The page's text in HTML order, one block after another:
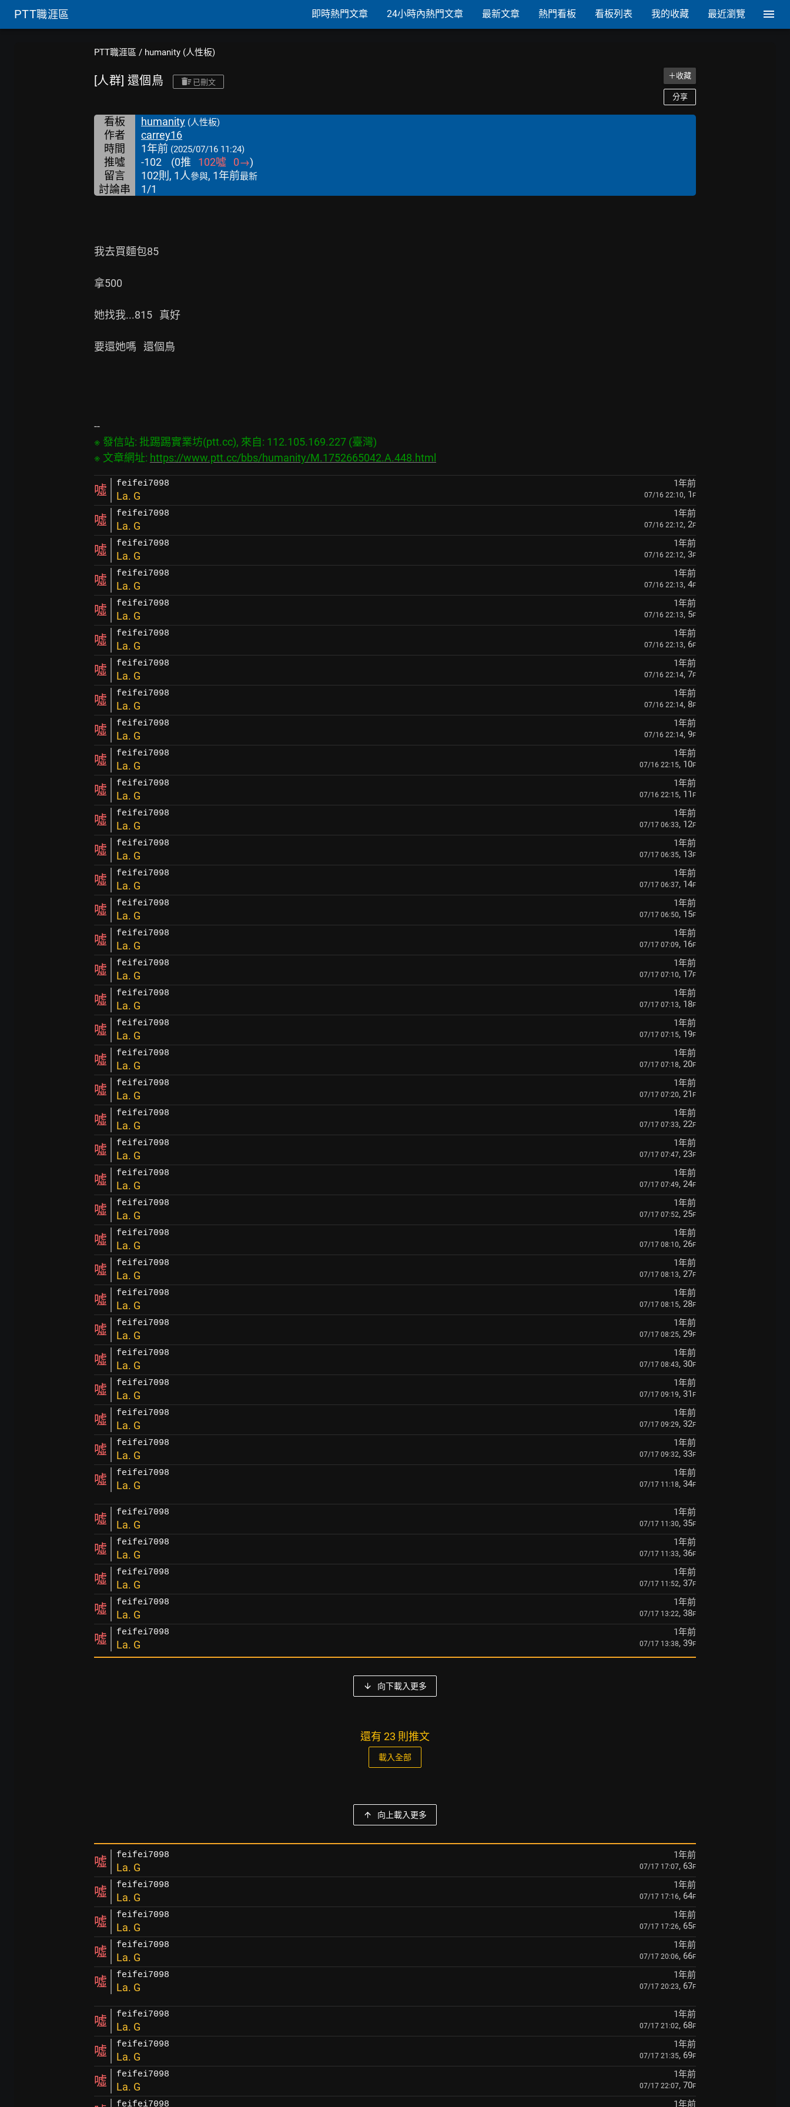
PTT職涯區 即時熱門文章 24小時內熱門文章 最新文章 熱門看板 看板列表 我的收藏 最近瀏覽
PTT職涯區 / humanity (人性板)
[人群] 還個鳥 已刪文
＋收藏
分享
看板 humanity (人性板)
作者
carrey16
時間
1年前 (2025/07/16 11:24)
推噓 -102 (0推 102噓 0→)
留言
102則, 1人參與, 1年前最新
討論串 1/1
我去買麵包85
拿500
她找我...815   真好
要還她嗎   還個鳥
※ 發信站: 批踢踢實業坊(ptt.cc), 來自: 112.105.169.227 (臺灣)
※ 文章網址: https://www.ptt.cc/bbs/humanity/M.1752665042.A.448.html
噓 feifei7098 1年前
La. G 07/16 22:10, 1 F
噓 feifei7098 1年前
La. G 07/16 22:12, 2F
噓 feifei7098 1年前
La. G 07/16 22:12, 3F
噓 feifei7098 1年前
La. G 07/16 22:13, 4F
噓 feifei7098 1年前
La. G 07/16 22:13, 5F
噓 feifei7098 1年前
La. G 07/16 22:13, 6F
噓 feifei7098 1年前
La. G 07/16 22:14, 7F
噓 feifei7098 1年前
La. G 07/16 22:14, 8F
噓 feifei7098 1年前
La. G 07/16 22:14, 9F
噓 feifei7098 1年前
La. G 07/16 22:15, 10F
噓 feifei7098 1年前
La. G 07/16 22:15, 11 F
噓 feifei7098 1年前
La. G 07/17 06:33, 12F
噓 feifei7098 1年前
La. G 07/17 06:35, 13F
噓 feifei7098 1年前
La. G 07/17 06:37, 14F
噓 feifei7098 1年前
La. G 07/17 06:50, 15F
噓 feifei7098 1年前
La. G 07/17 07:09, 16F
噓 feifei7098 1年前
La. G 07/17 07:10, 17F
噓 feifei7098 1年前
La. G 07/17 07:13, 18F
噓 feifei7098 1年前
La. G 07/17 07:15, 19F
噓 feifei7098 1年前
La. G 07/17 07:18, 20F
噓 feifei7098 1年前
La. G 07/17 07:20, 21 F
噓 feifei7098 1年前
La. G 07/17 07:33, 22F
噓 feifei7098 1年前
La. G 07/17 07:47, 23F
噓 feifei7098 1年前
La. G 07/17 07:49, 24F
噓 feifei7098 1年前
La. G 07/17 07:52, 25F
噓 feifei7098 1年前
La. G 07/17 08:10, 26F
噓 feifei7098 1年前
La. G 07/17 08:13, 27F
噓 feifei7098 1年前
La. G 07/17 08:15, 28F
噓 feifei7098 1年前
La. G 07/17 08:25, 29F
噓 feifei7098 1年前
La. G 07/17 08:43, 30F
噓 feifei7098 1年前
La. G 07/17 09:19, 31 F
噓 feifei7098 1年前
La. G 07/17 09:29, 32F
噓 feifei7098 1年前
La. G 07/17 09:32, 33F
噓 feifei7098 1年前
La. G 07/17 11:18, 34F
噓 feifei7098 1年前
La. G 07/17 11:30, 35F
噓 feifei7098 1年前
La. G 07/17 11:33, 36F
噓 feifei7098 1年前
La. G 07/17 11:52, 37F
噓 feifei7098 1年前
La. G 07/17 13:22, 38F
噓 feifei7098 1年前
La. G 07/17 13:38, 39F
向下載入更多
還有 23 則推文
載入全部
向上載入更多
噓 feifei7098 1年前
La. G 07/17 17:07, 63F
噓 feifei7098 1年前
La. G 07/17 17:16, 64F
噓 feifei7098 1年前
La. G 07/17 17:26, 65F
噓 feifei7098 1年前
La. G 07/17 20:06, 66F
噓 feifei7098 1年前
La. G 07/17 20:23, 67F
噓 feifei7098 1年前
La. G 07/17 21:02, 68F
噓 feifei7098 1年前
La. G 07/17 21:35, 69F
噓 feifei7098 1年前
La. G 07/17 22:07, 70F
feifei7098 1年前